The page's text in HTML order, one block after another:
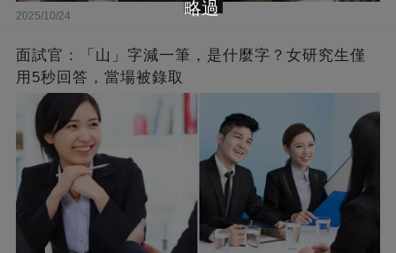
2025/10/24
面試官：「山」字減一筆，是什麼字？女研究生僅
用5秒回答，當場被錄取
略過